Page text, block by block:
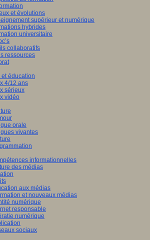
et évolutions
supérieur et numérique
hybrides
universitaire
collaboratifs
ressources
et éducation
4/12 ans
sérieux
vidéo
orale
vivantes
informationnelles
des médias
aux médias
et nouveaux médias
numérique
responsable
numérique
sociaux